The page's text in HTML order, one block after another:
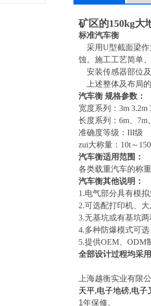
矿区的150kg大
标准汽车衡
采用U型截面梁
蚀。施工工艺简单
安装传感器部位
上述整体及布局
汽车衡 规格参数：
宽度系列：3m 3.2m
长度系列：6m、7m
准确度等级：III级
zui大称量：10t～
汽车衡适用范围：
各类载重汽车的称
汽车衡其他说明：
1.电气部分具有模
2.可选配打印机、
3.无基坑或有基坑
4.多种防爆模式可选
5.提供OEM、ODM
全部设计过程均采
上海越衡实业有限
天平,电子地磅,电子
1年保修。